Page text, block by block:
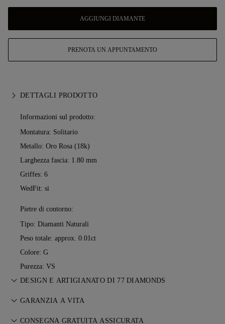
AGGIUNGI DIAMANTE
PRENOTA UN APPUNTAMENTO
DETTAGLI PRODOTTO
Informazioni sul prodotto:
Montatura: Solitario
Metallo: Oro Rosa (18k)
Larghezza fascia: 1.80 mm
Griffes: 6
WedFit: si
Pietre di contorno:
Tipo: Diamanti Naturali
Peso totale: approx. 0.01ct
Colore: G
Purezza: VS
DESIGN E ARTIGIANATO DI 77 DIAMONDS
L’arte del racconto prende forma, un gioiello alla volta, grazie
GARANZIA A VITA
Con ogni acquisto da 77 Diamonds ricevi una garanzia a vita
CONSEGNA GRATUITA ASSICURATA